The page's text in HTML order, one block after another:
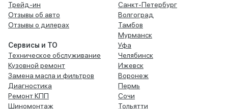
Трейд-ин
Отзывы об авто
Отзывы о дилерах
Сервисы и ТО
Техническое обслуживание
Кузовной ремонт
Замена масла и фильтров
Диагностика
Ремонт КПП
Шиномонтаж
Санкт-Петербург
Волгоград
Тамбов
Мурманск
Уфа
Челябинск
Ижевск
Воронеж
Пермь
Сочи
Тольятти